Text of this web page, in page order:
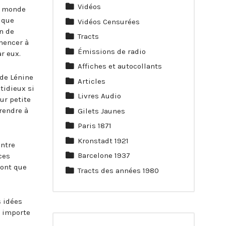
de
à
eux.
Lénine
si
petite
à
que
idées
importe
Vidéos
Vidéos Censurées
Tracts
Émissions de radio
Affiches et autocollants
Articles
Livres Audio
Gilets Jaunes
Paris 1871
Kronstadt 1921
Barcelone 1937
Tracts des années 1980